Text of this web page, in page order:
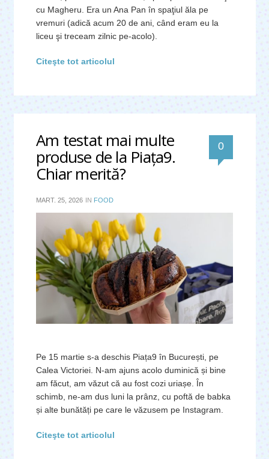
cu Magheru. Era un Ana Pan în spaţiul ăla pe
vremuri (adică acum 20 de ani, când eram eu la
liceu şi treceam zilnic pe-acolo).
Citeşte tot articolul
Am testat mai multe
produse de la Piața9.
Chiar merită?
0
MART. 25, 2026 IN FOOD
Pe 15 martie s-a deschis Piața9 în București, pe
Calea Victoriei. N-am ajuns acolo duminică și bine
am făcut, am văzut că au fost cozi uriașe. În
schimb, ne-am dus luni la prânz, cu poftă de babka
și alte bunătăți pe care le văzusem pe Instagram.
Citeşte tot articolul